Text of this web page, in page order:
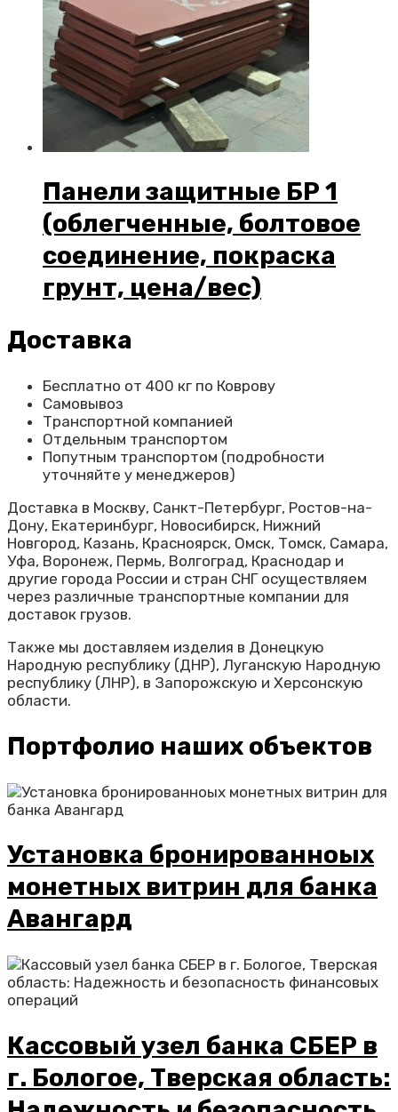
Панели защитные БР 1
(облегченные, болтовое
соединение, покраска
грунт, цена/вес)
Доставка
Бесплатно от 400 кг по Коврову
Самовывоз
Транспортной компанией
Отдельным транспортом
Попутным транспортом (подробности
уточняйте у менеджеров)
Доставка в Москву, Санкт-Петербург, Ростов-на-
Дону, Екатеринбург, Новосибирск, Нижний
Новгород, Казань, Красноярск, Омск, Томск, Самара,
Уфа, Воронеж, Пермь, Волгоград, Краснодар и
другие города России и стран СНГ осуществляем
через различные транспортные компании для
доставок грузов.
Также мы доставляем изделия в Донецкую
Народную республику (ДНР), Луганскую Народную
республику (ЛНР), в Запорожскую и Херсонскую
области.
Портфолио наших объектов
Установка бронированноых
монетных витрин для банка
Авангард
Кассовый узел банка СБЕР в
г. Бологое, Тверская область: